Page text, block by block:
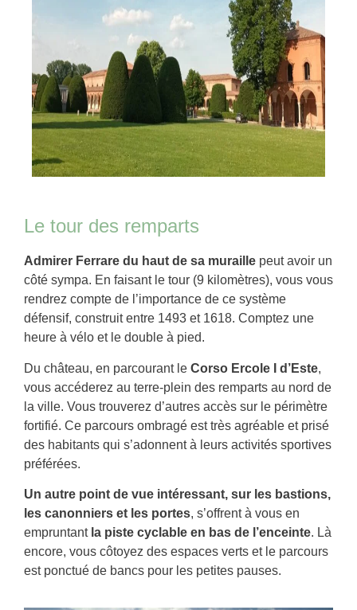
Le tour des remparts
Admirer Ferrare du haut de sa muraille peut avoir un
côté sympa. En faisant le tour (9 kilomètres), vous vous
rendrez compte de l’importance de ce système
défensif, construit entre 1493 et 1618. Comptez une
heure à vélo et le double à pied.
Du château, en parcourant le Corso Ercole I d’Este,
vous accéderez au terre-plein des remparts au nord de
la ville. Vous trouverez d’autres accès sur le périmètre
fortifié. Ce parcours ombragé est très agréable et prisé
des habitants qui s’adonnent à leurs activités sportives
préférées.
Un autre point de vue intéressant, sur les bastions,
les canonniers et les portes, s’offrent à vous en
empruntant la piste cyclable en bas de l’enceinte. Là
encore, vous côtoyez des espaces verts et le parcours
est ponctué de bancs pour les petites pauses.